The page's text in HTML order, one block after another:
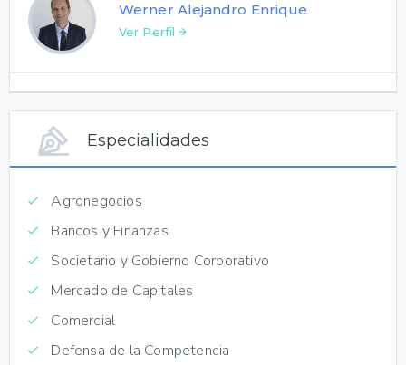
Werner Alejandro Enrique
Ver Perfil
Especialidades
Agronegocios
Bancos y Finanzas
Societario y Gobierno Corporativo
Mercado de Capitales
Comercial
Defensa de la Competencia